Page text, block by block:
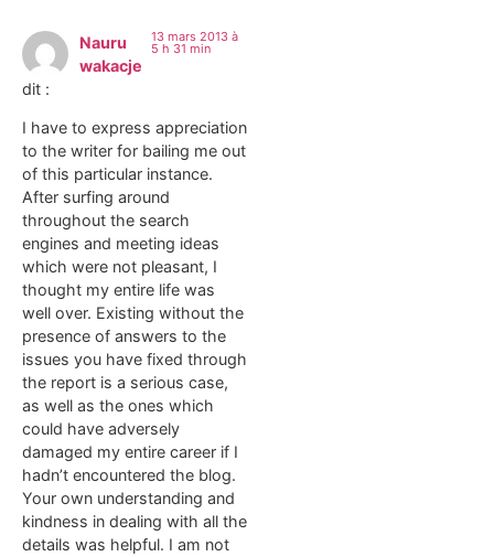
Nauru
wakacje
dit :
13 mars 2013 à
5 h 31 min
I have to express appreciation
to the writer for bailing me out
of this particular instance.
After surfing around
throughout the search
engines and meeting ideas
which were not pleasant, I
thought my entire life was
well over. Existing without the
presence of answers to the
issues you have fixed through
the report is a serious case,
as well as the ones which
could have adversely
damaged my entire career if I
hadn’t encountered the blog.
Your own understanding and
kindness in dealing with all the
details was helpful. I am not